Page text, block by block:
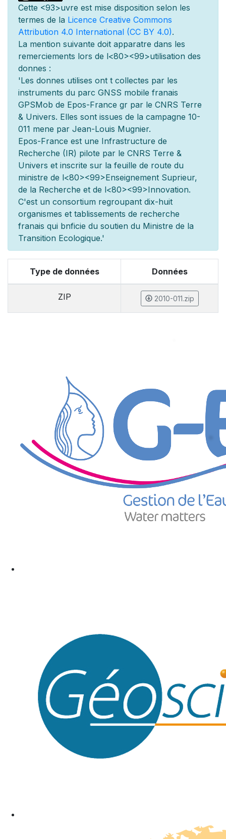
Cette <93>uvre est mise disposition selon les
termes de la Licence Creative Commons
Attribution 4.0 International (CC BY 4.0).
La mention suivante doit apparatre dans les
remerciements lors de l<80><99>utilisation des
donnes :
'Les donnes utilises ont t collectes par les
instruments du parc GNSS mobile franais
GPSMob de Epos-France gr par le CNRS Terre
& Univers. Elles sont issues de la campagne 10-
011 mene par Jean-Louis Mugnier.
Epos-France est une Infrastructure de
Recherche (IR) pilote par le CNRS Terre &
Univers et inscrite sur la feuille de route du
ministre de l<80><99>Enseignement Suprieur,
de la Recherche et de l<80><99>Innovation.
C'est un consortium regroupant dix-huit
organismes et tablissements de recherche
franais qui bnficie du soutien du Ministre de la
Transition Ecologique.'
Type de données Données
ZIP 2010-011.zip